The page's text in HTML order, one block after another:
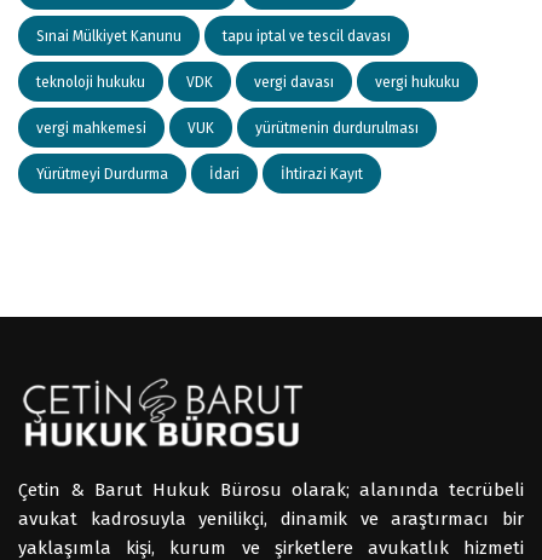
Sınai Mülkiyet Kanunu tapu iptal ve tescil davası
teknoloji hukuku VDK vergi davası vergi hukuku
vergi mahkemesi VUK yürütmenin durdurulması
Yürütmeyi Durdurma İdari İhtirazi Kayıt
Çetin & Barut Hukuk Bürosu olarak; alanında tecrübeli
avukat kadrosuyla yenilikçi, dinamik ve araştırmacı bir
yaklaşımla kişi, kurum ve şirketlere avukatlık hizmeti